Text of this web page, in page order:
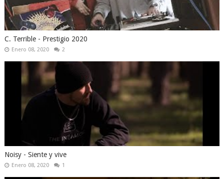
C. Terrible - Prestigio 2020
Enero 08, 2020 2
Noisy - Siente y vive
Enero 08, 2020 1